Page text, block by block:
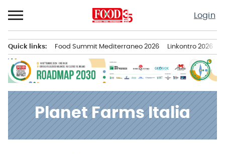
al
contenuto
Login
principale
Quick links: Food Summit Mediterraneo 2026 Linkontro 2026
Planet Farms Italia